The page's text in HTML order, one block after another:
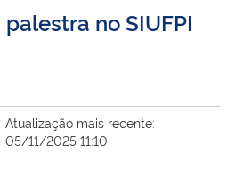
no SIUFPI
Atualização mais recente:
05/11/2025 11:10